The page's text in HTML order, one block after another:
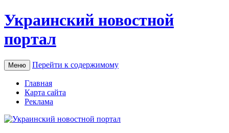
Украинский новостной
портал
Меню Перейти к содержимому
Главная
Карта сайта
Реклама